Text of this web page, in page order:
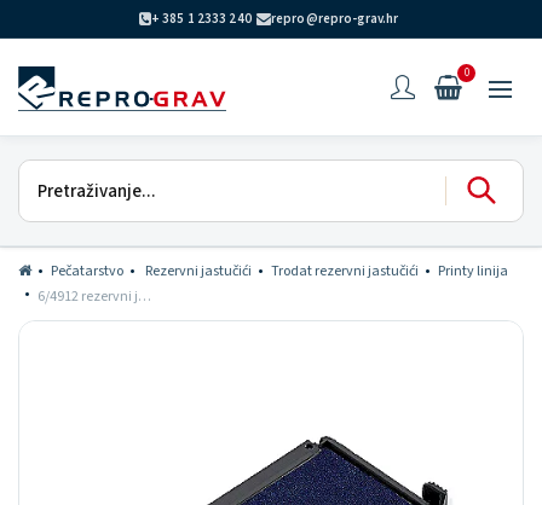
+ 385 1 2333 240 repro@repro-grav.hr
0
Pečatarstvo Rezervni jastučići Trodat rezervni jastučići
Printy linija
6/4912 rezervni jastučić